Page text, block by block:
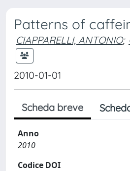
Patterns of
CIAPPARELLI, ANTONIO;
2010-01-01
Scheda breve
Anno
2010
Codice DOI